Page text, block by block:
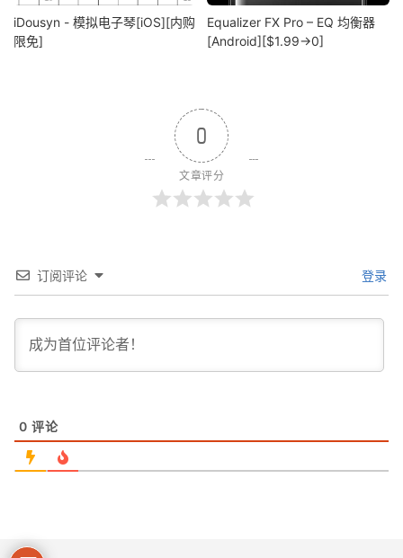
iDousyn - 模拟电子琴[iOS][内购
限免]
Equalizer FX Pro – EQ 均衡器
[Android][$1.99→0]
0
文章评分
订阅评论 登录
0 评论